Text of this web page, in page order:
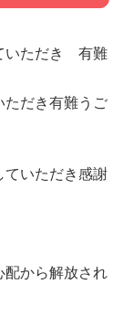
いただき 有難
ただき有難うご
ていただき感謝
から解放され